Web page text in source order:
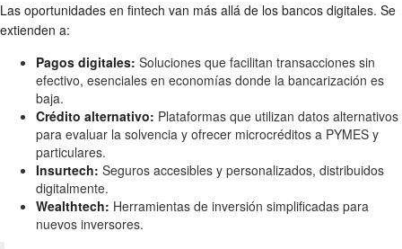
Las oportunidades en fintech van más allá de los bancos digitales. Se
extienden a:
Pagos digitales: Soluciones que facilitan transacciones sin
efectivo, esenciales en economías donde la bancarización es
baja.
Crédito alternativo: Plataformas que utilizan datos alternativos
para evaluar la solvencia y ofrecer microcréditos a PYMES y
particulares.
Insurtech: Seguros accesibles y personalizados, distribuidos
digitalmente.
Wealthtech: Herramientas de inversión simplificadas para
nuevos inversores.